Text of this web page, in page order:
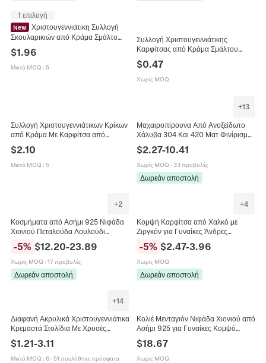
1 επιλογή
New
Χριστουγεννιάτικη Συλλογή
Σκουλαρικιών από Κράμα Σμάλτο
Τάρανδος Δέντρο Φούντα Λούτρινη
Μπάλα Μοντέρνα Κοσμήματα για
$1.96
Μικτό MOQ : 5
Συλλογή Χριστουγεννιάτικης
Καρφίτσας από Κράμα Σμάλτου
Στρας Χιονονιφάδα Κουτί Δώρου
Καμπάνα Ελάφι Καρφίτσα για
Γυναικεία Κοσμήματα
$0.47
Χωρίς MOQ
Συλλογή Χριστουγεννιάτικων Κρίκων
από Κράμα Με Καρφίτσα από
Χιονονιφάδα Τάρανδος Κοσμήματα
για Πάρτι Γυναικεία
$2.10
Μικτό MOQ : 5
+13
Μαχαιροπίρουνα Από Ανοξείδωτο
Χάλυβα 304 Και 420 Ματ Φινίρισμα
Κουζίνα
$2.27-10.41
Χωρίς MOQ · 33 προβολές
Δωρεάν αποστολή
+2
Κοσμήματα από Ασήμι 925 Νιφάδα
Χιονιού Πεταλούδα Λουλούδι
Ζιρκόνια Σμάλτο Σκουλαρίκια
Καρφωτά Κρεμαστά Ανοιχτό
Δαχτυλίδι για Γυναίκες
-5% $12.20-23.89
Χωρίς MOQ · 17 προβολές
Δωρεάν αποστολή
+4
Κομψή Καρφίτσα από Χαλκό με
Ζιργκόν για Γυναίκες Άνδρες
Επιχρυσωμένη Επιπλατινωμένη
Κουνέλι Δεινόσαυρος Μονόκερος
Φιόγκος Χιονονιφάδα Κόσμημα
-5% $2.47-3.96
Χωρίς MOQ
Δωρεάν αποστολή
+14
Διαφανή Ακρυλικά Χριστουγεννιάτικα
Κρεμαστά Στολίδια Με Χρυσές
Ασημένιες Πούλιες Για Δέντρο
Τάρανδος Χιονονιφάδα Καμπάνα
Πεταλούδα
$1.21-3.11
Μικτό MOQ : 6· 51 πουλήθηκε πρόσφατα
Κολιέ Μενταγιόν Νιφάδα Χιονιού από
Ασήμι 925 για Γυναίκες Κομψό
Ζιρκόνια Ένθετο Χρυσό Ασημί
Χρώμα Κοσμήματα Δώρο
$18.67
Χωρίς MOQ